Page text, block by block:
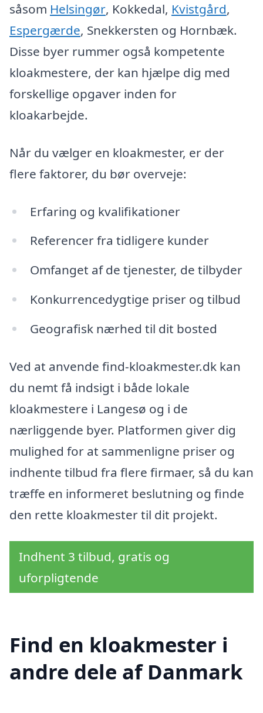
såsom Helsingør, Kokkedal, Kvistgård,
Espergærde, Snekkersten og Hornbæk.
Disse byer rummer også kompetente
kloakmestere, der kan hjælpe dig med
forskellige opgaver inden for
kloakarbejde.
Når du vælger en kloakmester, er der
flere faktorer, du bør overveje:
Erfaring og kvalifikationer
Referencer fra tidligere kunder
Omfanget af de tjenester, de tilbyder
Konkurrencedygtige priser og tilbud
Geografisk nærhed til dit bosted
Ved at anvende find-kloakmester.dk kan
du nemt få indsigt i både lokale
kloakmestere i Langesø og i de
nærliggende byer. Platformen giver dig
mulighed for at sammenligne priser og
indhente tilbud fra flere firmaer, så du kan
træffe en informeret beslutning og finde
den rette kloakmester til dit projekt.
Indhent 3 tilbud, gratis og
uforpligtende
Find en kloakmester i
andre dele af Danmark